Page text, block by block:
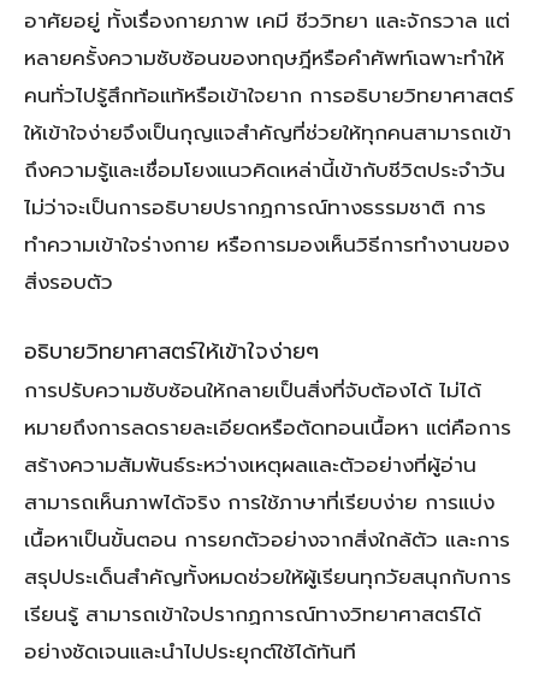
อาศัยอยู่ ทั้งเรื่องกายภาพ เคมี ชีววิทยา และจักรวาล แต่
หลายครั้งความซับซ้อนของทฤษฎีหรือคำศัพท์เฉพาะทำให้
คนทั่วไปรู้สึกท้อแท้หรือเข้าใจยาก การอธิบายวิทยาศาสตร์
ให้เข้าใจง่ายจึงเป็นกุญแจสำคัญที่ช่วยให้ทุกคนสามารถเข้า
ถึงความรู้และเชื่อมโยงแนวคิดเหล่านี้เข้ากับชีวิตประจำวัน
ไม่ว่าจะเป็นการอธิบายปรากฏการณ์ทางธรรมชาติ การ
ทำความเข้าใจร่างกาย หรือการมองเห็นวิธีการทำงานของ
สิ่งรอบตัว
อธิบายวิทยาศาสตร์ให้เข้าใจง่ายๆ
การปรับความซับซ้อนให้กลายเป็นสิ่งที่จับต้องได้ ไม่ได้
หมายถึงการลดรายละเอียดหรือตัดทอนเนื้อหา แต่คือการ
สร้างความสัมพันธ์ระหว่างเหตุผลและตัวอย่างที่ผู้อ่าน
สามารถเห็นภาพได้จริง การใช้ภาษาที่เรียบง่าย การแบ่ง
เนื้อหาเป็นขั้นตอน การยกตัวอย่างจากสิ่งใกล้ตัว และการ
สรุปประเด็นสำคัญทั้งหมดช่วยให้ผู้เรียนทุกวัยสนุกกับการ
เรียนรู้ สามารถเข้าใจปรากฏการณ์ทางวิทยาศาสตร์ได้
อย่างชัดเจนและนำไปประยุกต์ใช้ได้ทันที